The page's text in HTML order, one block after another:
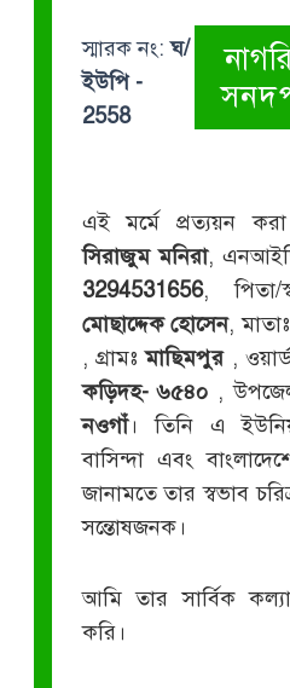
স্মারক নং:ঘ/
ইউপি -
2558
এই মর্মে প্রত্যয়ন
সিরাজুম মনিরা,
3294531656, পিতা/
মোছাদ্দেক হোসেন,
, গ্রামঃমাছিমপুর ,
কড়িদহ- ৬৫৪০ ,
নওগাঁ। তিনি এ
বাসিন্দা এবং
জানামতে তার স্বভাব
সন্তোষজনক।
আমি তার সার্বিক
করি।